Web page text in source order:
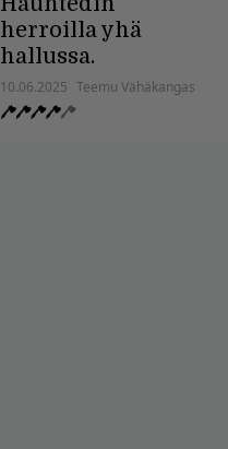
herroilla yhä
hallussa.
10.06.2025 Teemu Vähäkangas